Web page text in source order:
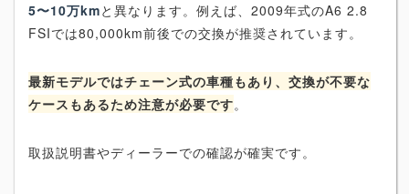
5〜10万kmと異なります。例えば、2009年式のA6 2.8
FSIでは80,000km前後での交換が推奨されています。
最新モデルではチェーン式の車種もあり、交換が不要な
ケースもあるため注意が必要です。
取扱説明書やディーラーでの確認が確実です。